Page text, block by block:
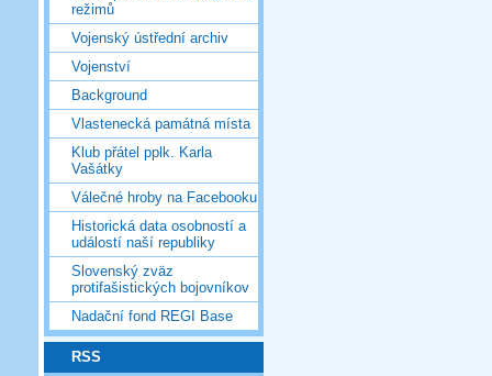
režimů
Vojenský ústřední archiv
Vojenství
Background
Vlastenecká památná místa
Klub přátel pplk. Karla
Vašátky
Válečné hroby na Facebooku
Historická data osobností a
událostí naší republiky
Slovenský zväz
protifašistických bojovníkov
Nadační fond REGI Base
RSS